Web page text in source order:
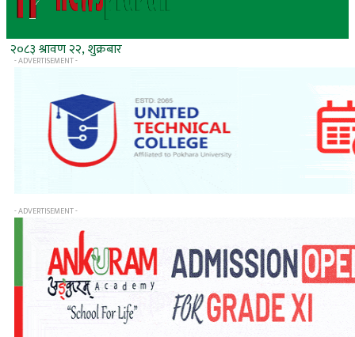
२०८३ श्रावण २२, शुक्रबार
- ADVERTISEMENT -
- ADVERTISEMENT -